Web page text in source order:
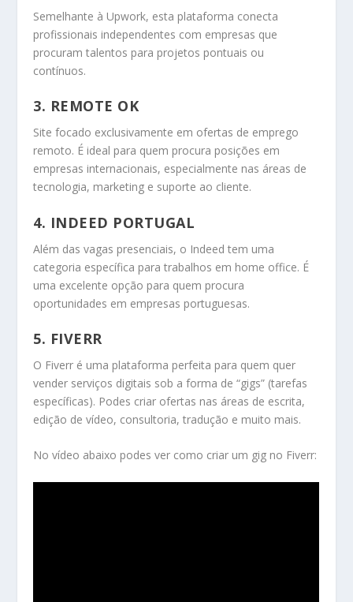
Semelhante à Upwork, esta plataforma conecta
profissionais independentes com empresas que
procuram talentos para projetos pontuais ou
contínuos.
3. REMOTE OK
Site focado exclusivamente em ofertas de emprego
remoto. É ideal para quem procura posições em
empresas internacionais, especialmente nas áreas de
tecnologia, marketing e suporte ao cliente.
4. INDEED PORTUGAL
Além das vagas presenciais, o Indeed tem uma
categoria específica para trabalhos em home office. É
uma excelente opção para quem procura
oportunidades em empresas portuguesas.
5. FIVERR
O Fiverr é uma plataforma perfeita para quem quer
vender serviços digitais sob a forma de “gigs” (tarefas
específicas). Podes criar ofertas nas áreas de escrita,
edição de vídeo, consultoria, tradução e muito mais.
No vídeo abaixo podes ver como criar um gig no Fiverr: